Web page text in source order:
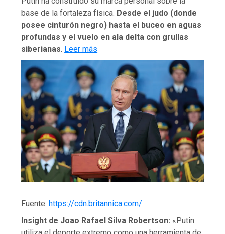
base de la fortaleza física. Desde el judo (donde
posee cinturón negro) hasta el buceo en aguas
profundas y el vuelo en ala delta con grullas
siberianas. Leer más
Fuente: https://cdn.britannica.com/
Insight de Joao Rafael Silva Robertson: «Putin